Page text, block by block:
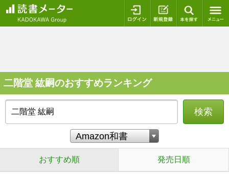
ログイン 新規登録
二階堂 紘嗣のおすすめランキング
検索
おすすめ順 発売日順